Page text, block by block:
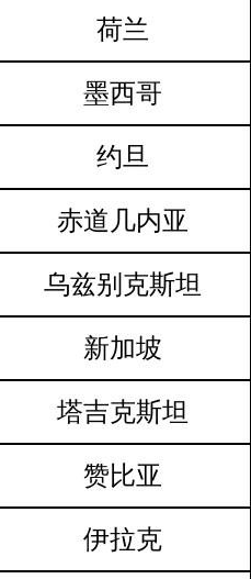
荷兰
墨西哥
约旦
赤道几内亚
乌兹别克斯坦
新加坡
塔吉克斯坦
赞比亚
伊拉克